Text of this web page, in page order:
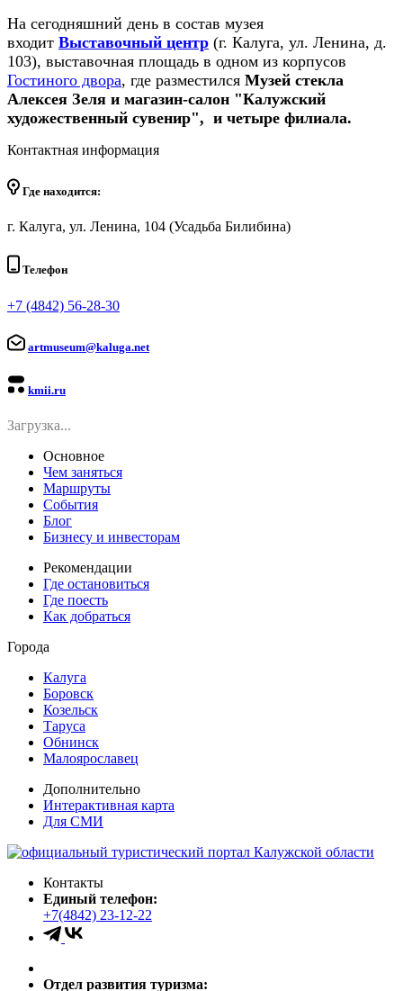
На сегодняшний день в состав музея
входит Выставочный центр (г. Калуга, ул. Ленина, д.
103), выставочная площадь в одном из корпусов
Гостиного двора, где разместился Музей стекла
Алексея Зеля и магазин-салон "Калужский
художественный сувенир", и четыре филиала.
Контактная информация
Где находится:
г. Калуга, ул. Ленина, 104 (Усадьба Билибина)
Телефон
+7 (4842) 56-28-30
artmuseum@kaluga.net
kmii.ru
Загрузка...
Основное
Чем заняться
Маршруты
События
Блог
Бизнесу и инвесторам
Рекомендации
Где остановиться
Где поесть
Как добраться
Города
Калуга
Боровск
Козельск
Таруса
Обнинск
Малоярославец
Дополнительно
Интерактивная карта
Для СМИ
Контакты
Единый телефон:
+7(4842) 23-12-22
Отдел развития туризма: